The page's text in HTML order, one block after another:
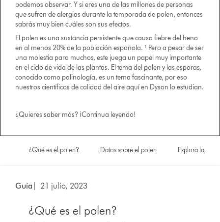
podemos observar. Y si eres una de las millones de personas
que sufren de alergias durante la temporada de polen, entonces
sabrás muy bien cuáles son sus efectos.
El polen es una sustancia persistente que causa fiebre del heno
en al menos 20% de la población española. ¹ Pero a pesar de ser
una molestia para muchos, este juega un papel muy importante
en el ciclo de vida de las plantas. El tema del polen y las esporas,
conocido como palinología, es un tema fascinante, por eso
nuestros científicos de calidad del aire aquí en Dyson lo estudian.
¿Quieres saber más? ¡Continua leyendo!
¿Qué es el polen? Datos sobre el polen Explora la
Guía | 21 julio, 2023
¿Qué es el polen?